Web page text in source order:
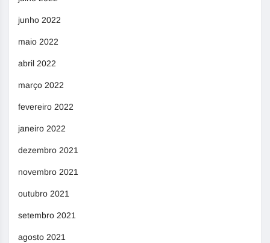
junho 2022
maio 2022
abril 2022
março 2022
fevereiro 2022
janeiro 2022
dezembro 2021
novembro 2021
outubro 2021
setembro 2021
agosto 2021